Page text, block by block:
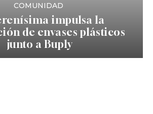
COMUNIDAD
impulsa la
de envases plásticos
junto a Buply